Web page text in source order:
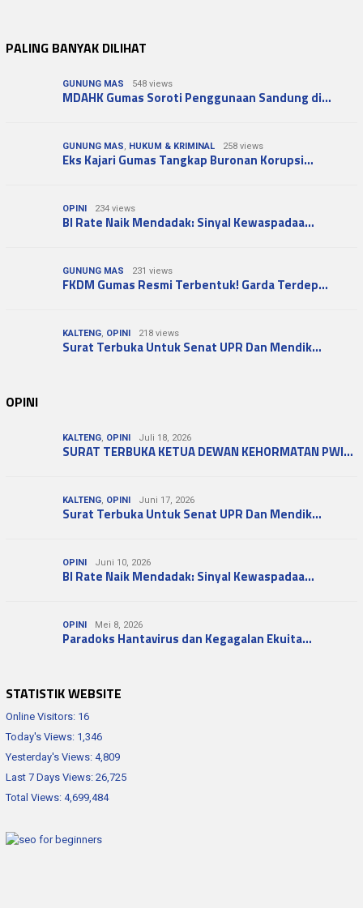
PALING BANYAK DILIHAT
GUNUNG MAS 548 views
MDAHK Gumas Soroti Penggunaan Sandung di…
GUNUNG MAS, HUKUM & KRIMINAL 258 views
Eks Kajari Gumas Tangkap Buronan Korupsi…
OPINI 234 views
BI Rate Naik Mendadak: Sinyal Kewaspadaa…
GUNUNG MAS 231 views
FKDM Gumas Resmi Terbentuk! Garda Terdep…
KALTENG, OPINI 218 views
Surat Terbuka Untuk Senat UPR Dan Mendik…
OPINI
KALTENG, OPINI Juli 18, 2026
SURAT TERBUKA KETUA DEWAN KEHORMATAN PWI…
KALTENG, OPINI Juni 17, 2026
Surat Terbuka Untuk Senat UPR Dan Mendik…
OPINI Juni 10, 2026
BI Rate Naik Mendadak: Sinyal Kewaspadaa…
OPINI Mei 8, 2026
Paradoks Hantavirus dan Kegagalan Ekuita…
STATISTIK WEBSITE
Online Visitors: 16
Today's Views: 1,346
Yesterday's Views: 4,809
Last 7 Days Views: 26,725
Total Views: 4,699,484